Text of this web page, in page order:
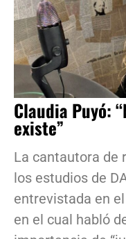
Claudia Puyó:
existe”
La cantautora de
los estudios de
entrevistada en
en el cual habló